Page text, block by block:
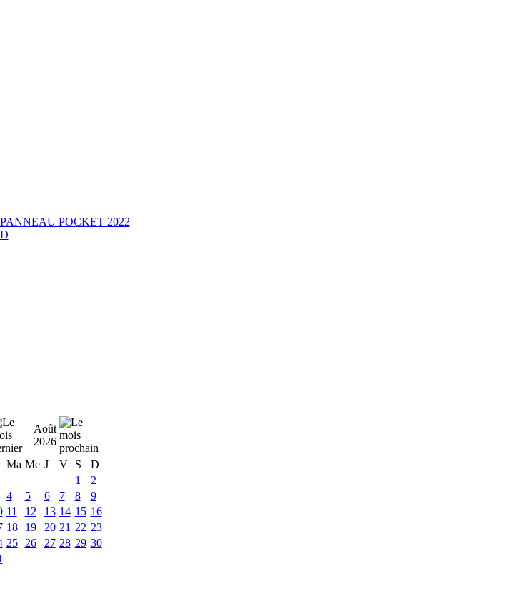
Août
2026
Ma Me J V S
D
1
2
4 5 6 7 8
9
11 12 13 14 15 16
18 19 20 21 22 23
25 26 27 28 29 30